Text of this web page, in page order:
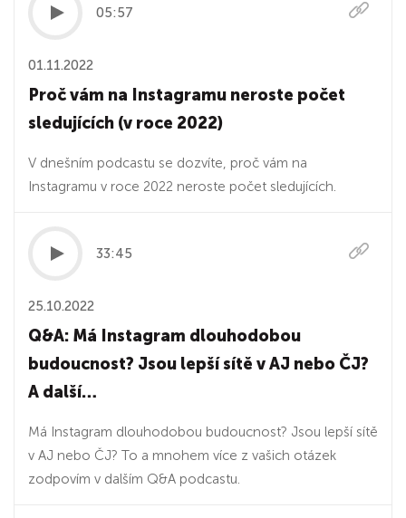
05:57
01.11.2022
Proč vám na Instagramu neroste počet
sledujících (v roce 2022)
V dnešním podcastu se dozvíte, proč vám na
Instagramu v roce 2022 neroste počet sledujících.
33:45
25.10.2022
Q&A: Má Instagram dlouhodobou
budoucnost? Jsou lepší sítě v AJ nebo ČJ?
A další…
Má Instagram dlouhodobou budoucnost? Jsou lepší sítě
v AJ nebo ČJ? To a mnohem více z vašich otázek
zodpovím v dalším Q&A podcastu.